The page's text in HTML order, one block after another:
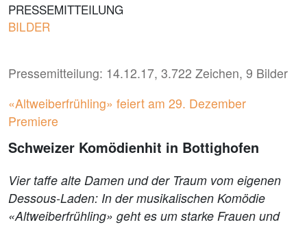
PRESSEMITTEILUNG
BILDER
Pressemitteilung: 14.12.17, 3.722 Zeichen, 9 Bilder
«Altweiberfrühling» feiert am 29. Dezember
Premiere
Schweizer Komödienhit in Bottighofen
Vier taffe alte Damen und der Traum vom eigenen
Dessous-Laden: In der musikalischen Komödie
«Altweiberfrühling» geht es um starke Frauen und